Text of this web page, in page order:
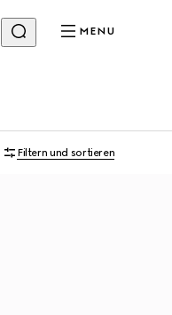
MENU
Filtern und sortieren